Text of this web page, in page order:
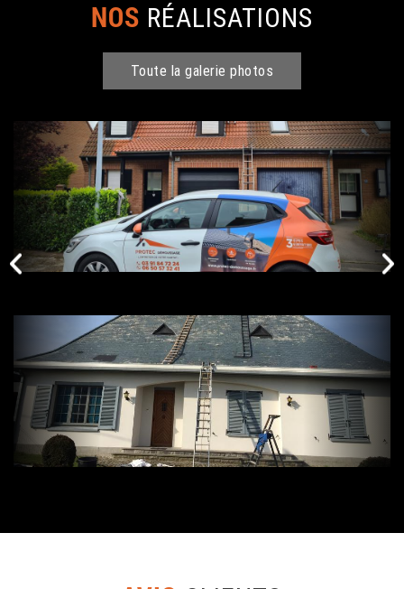
NOS RÉALISATIONS
Toute la galerie photos